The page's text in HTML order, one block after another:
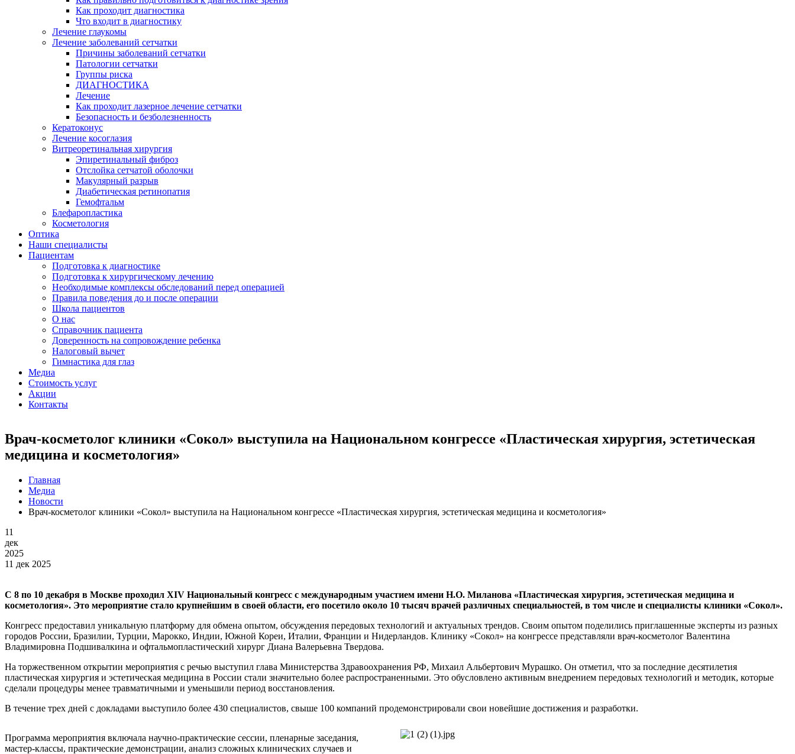
Как проходит диагностика
Что входит в диагностику
Лечение глаукомы
Лечение заболеваний сетчатки
Причины заболеваний сетчатки
Патологии сетчатки
Группы риска
ДИАГНОСТИКА
Лечение
Как проходит лазерное лечение сетчатки
Безопасность и безболезненность
Кератоконус
Лечение косоглазия
Витреоретинальная хирургия
Эпиретинальный фиброз
Отслойка сетчатой оболочки
Макулярный разрыв
Диабетическая ретинопатия
Гемофтальм
Блефаропластика
Косметология
Оптика
Наши специалисты
Пациентам
Подготовка к диагностике
Подготовка к хирургическому лечению
Необходимые комплексы обследований перед операцией
Правила поведения до и после операции
Школа пациентов
О нас
Справочник пациента
Доверенность на сопровождение ребенка
Налоговый вычет
Гимнастика для глаз
Медиа
Стоимость услуг
Акции
Контакты
Врач-косметолог клиники «Сокол» выступила на Национальном конгрессе «Пластическая хирургия, эстетическая
медицина и косметология»
Главная
Медиа
Новости
Врач-косметолог клиники «Сокол» выступила на Национальном конгрессе «Пластическая хирургия, эстетическая медицина и косметология»
11
дек
2025
11 дек 2025
С 8 по 10 декабря в Москве проходил XIV Национальный конгресс с международным участием имени Н.О. Миланова «Пластическая хирургия, эстетическая медицина и
косметология». Это мероприятие стало крупнейшим в своей области, его посетило около 10 тысяч врачей различных специальностей, в том числе и специалисты клиники «Сокол».
Конгресс предоставил уникальную платформу для обмена опытом, обсуждения передовых технологий и актуальных трендов. Своим опытом поделились приглашенные эксперты из разных
городов России, Бразилии, Турции, Марокко, Индии, Южной Кореи, Италии, Франции и Нидерландов. Клинику «Сокол» на конгрессе представляли врач-косметолог Валентина
Владимировна Подшивалкина и офтальмопластический хирург Диана Валерьевна Твердова.
На торжественном открытии мероприятия с речью выступил глава Министерства Здравоохранения РФ, Михаил Альбертович Мурашко. Он отметил, что за последние десятилетия
пластическая хирургия и эстетическая медицина в России стали значительно более распространенными. Это обусловлено активным внедрением передовых технологий и методик, которые
сделали процедуры менее травматичными и уменьшили период восстановления.
В течение трех дней с докладами выступило более 430 специалистов, свыше 100 компаний продемонстрировали свои новейшие достижения и разработки.
Программа мероприятия включала научно-практические сессии, пленарные заседания,
мастер-классы, практические демонстрации, анализ сложных клинических случаев и